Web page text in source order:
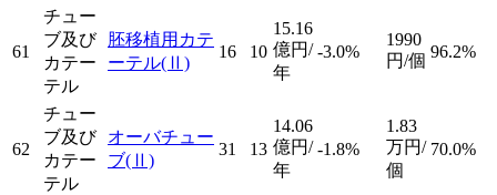
61
チュー
ブ及び
カテー
テル
胚移植用カテ
ーテル(Ⅱ)
16 10
15.16
億円/
年
-3.0%
1990
円/個 96.2%
62
チュー
ブ及び
カテー
テル
オーバチュー
ブ(Ⅱ)
31 13
14.06
億円/
年
-1.8%
1.83
万円/
個
70.0%